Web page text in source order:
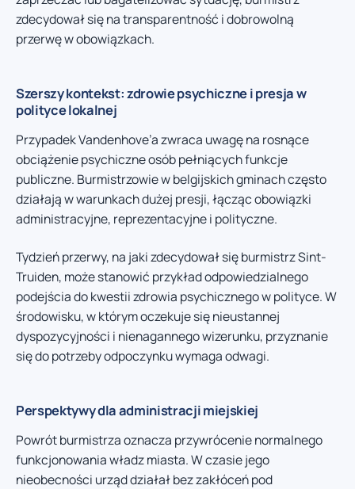
zdecydował się na transparentność i dobrowolną
przerwę w obowiązkach.
Szerszy kontekst: zdrowie psychiczne i presja w
polityce lokalnej
Przypadek Vandenhove’a zwraca uwagę na rosnące
obciążenie psychiczne osób pełniących funkcje
publiczne. Burmistrzowie w belgijskich gminach często
działają w warunkach dużej presji, łącząc obowiązki
administracyjne, reprezentacyjne i polityczne.
Tydzień przerwy, na jaki zdecydował się burmistrz Sint-
Truiden, może stanowić przykład odpowiedzialnego
podejścia do kwestii zdrowia psychicznego w polityce. W
środowisku, w którym oczekuje się nieustannej
dyspozycyjności i nienagannego wizerunku, przyznanie
się do potrzeby odpoczynku wymaga odwagi.
Perspektywy dla administracji miejskiej
Powrót burmistrza oznacza przywrócenie normalnego
funkcjonowania władz miasta. W czasie jego
nieobecności urząd działał bez zakłóceń pod